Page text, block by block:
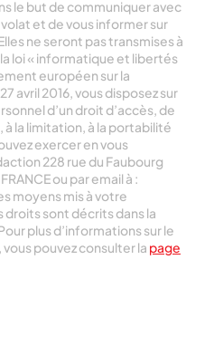
le but de communiquer avec
et de vous informer sur
ne seront pas transmises à
loi « informatique et libertés
européen sur la
avril 2016, vous disposez sur
d’un droit d’accès, de
la limitation, à la portabilité
exercer en vous
228 rue du Faubourg
ou par email à :
moyens mis à votre
sont décrits dans la
plus d’informations sur le
pouvez consulter la page